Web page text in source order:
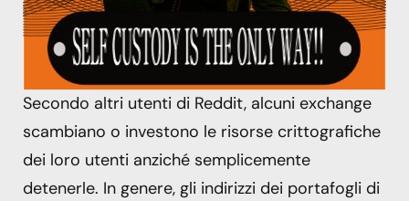
Secondo altri utenti di Reddit, alcuni exchange
scambiano o investono le risorse crittografiche
dei loro utenti anziché semplicemente
detenerle. In genere, gli indirizzi dei portafogli di